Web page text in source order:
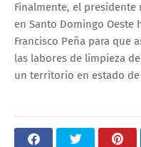
Finalmente, el presidente
en Santo Domingo
Francisco Peña para que
las labores de limpieza
un territorio en estado